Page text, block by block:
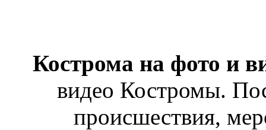
Кострома на фото и
видео Костромы.
происшествия,